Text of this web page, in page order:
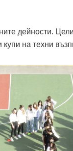
дейности.
на техни